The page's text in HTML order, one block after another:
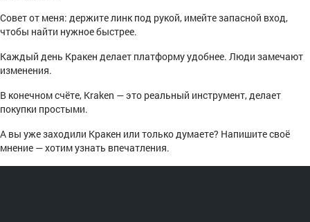
Совет от меня: держите линк под рукой, имейте запасной вход,
чтобы найти нужное быстрее.
Каждый день Кракен делает платформу удобнее. Люди замечают
изменения.
В конечном счёте, Kraken — это реальный инструмент, делает
покупки простыми.
А вы уже заходили Кракен или только думаете? Напишите своё
мнение — хотим узнать впечатления.